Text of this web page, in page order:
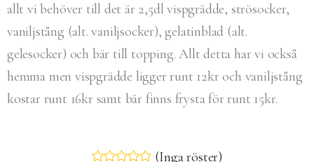
allt vi behöver till det är 2,5dl vispgrädde, strösocker,
vaniljstång (alt. vaniljsocker), gelatinblad (alt.
gelesocker) och bär till topping. Allt detta har vi också
hemma men vispgrädde ligger runt 12kr och vaniljstång
kostar runt 16kr samt bär finns frysta för runt 15kr.
(Inga röster)